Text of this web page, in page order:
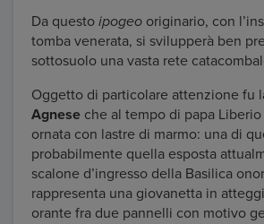
Da questo ipogeo originario, con
tomba venerata, si svilupperà ben
sottosuolo una vasta rete
Oggetto di particolare attenzione fu
Agnese che al tempo di papa
ornata con lastre di marmo: una di
probabilmente quella esposta
scalone d’ingresso della Basilica
rappresenta una giovanetta in
orante fra due pannelli con motivo